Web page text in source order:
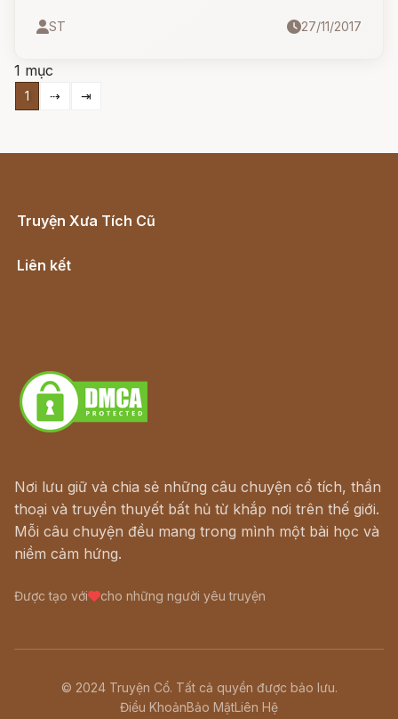
Sơn), núi này nhô lên ngay giữa một cánh
Phụng Hiểu với cái tên ông Bơng.
ST 27/11/2017
1 mục
1 ⇢ ⇥
Truyện Xưa Tích Cũ
Liên kết
Nơi lưu giữ và chia sẻ những câu chuyện cổ tích, thần
thoại và truyền thuyết bất hủ từ khắp nơi trên thế giới.
Mỗi câu chuyện đều mang trong mình một bài học và
niềm cảm hứng.
Được tạo với cho những người yêu truyện
© 2024 Truyện Cổ. Tất cả quyền được bảo lưu.
Điều KhoảnBảo MậtLiên Hệ